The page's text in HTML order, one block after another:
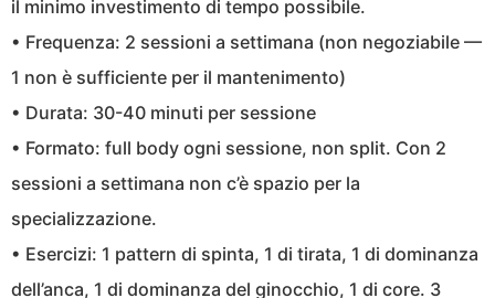
il minimo investimento di tempo possibile.
• Frequenza: 2 sessioni a settimana (non negoziabile —
1 non è sufficiente per il mantenimento)
• Durata: 30-40 minuti per sessione
• Formato: full body ogni sessione, non split. Con 2
sessioni a settimana non c’è spazio per la
specializzazione.
• Esercizi: 1 pattern di spinta, 1 di tirata, 1 di dominanza
dell’anca, 1 di dominanza del ginocchio, 1 di core. 3